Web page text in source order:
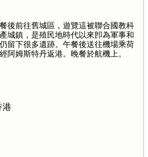
後前往舊城區，遊覽這被聯合國教科
城鎮，是殖民地時代以來卽為軍事和
留下很多遺跡。午餐後送往機場乘荷
阿姆斯特丹返港。晚餐於航機上。
港